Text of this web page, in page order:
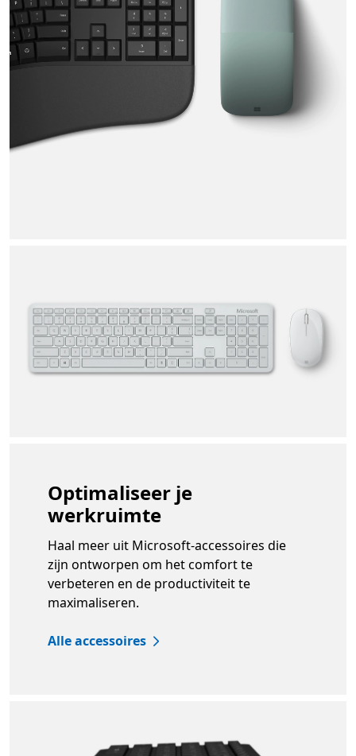
Optimaliseer je
werkruimte
Haal meer uit Microsoft-accessoires die
zijn ontworpen om het comfort te
verbeteren en de productiviteit te
maximaliseren.
Alle accessoires